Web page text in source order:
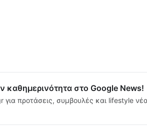
καθημερινότητα στο Google News!
προτάσεις, συμβουλές και lifestyle